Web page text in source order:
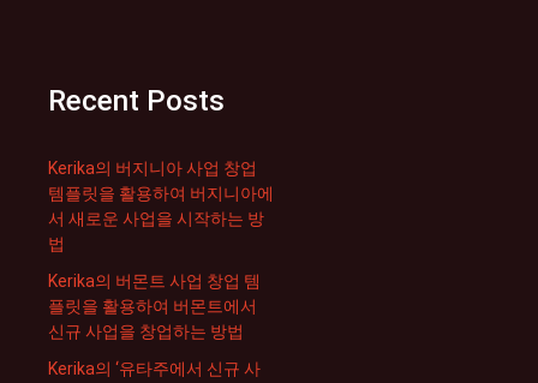
Recent Posts
Kerika의 버지니아 사업 창업
템플릿을 활용하여 버지니아에
서 새로운 사업을 시작하는 방
법
Kerika의 버몬트 사업 창업 템
플릿을 활용하여 버몬트에서
신규 사업을 창업하는 방법
Kerika의 ‘유타주에서 신규 사